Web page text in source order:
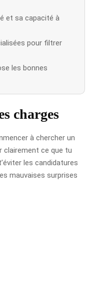
et sa capacité à
pour filtrer
les bonnes
charges
à chercher un
clairement ce que tu
les candidatures
mauvaises surprises